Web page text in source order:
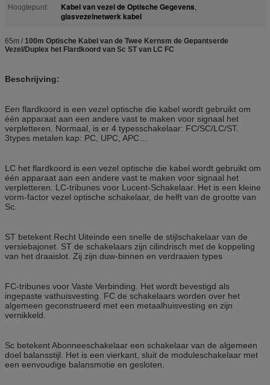
Hoogtepunt:
Kabel van vezel de Optische Gegevens,
glasvezelnetwerk kabel
65m / 100m Optische Kabel van de Twee Kernsm de Gepantserde
Vezel/Duplex het Flardkoord van Sc ST van LC FC
Beschrijving:
Een flardkoord is een vezel optische die kabel wordt gebruikt om
één apparaat aan een andere vast te maken voor signaal het
verpletteren. Normaal, is er 4 typesschakelaar: FC/SC/LC/ST.
3types metalen kap: PC, UPC, APC…
LC het flardkoord is een vezel optische die kabel wordt gebruikt om
één apparaat aan een andere vast te maken voor signaal het
verpletteren. LC-tribunes voor Lucent-Schakelaar. Het is een kleine
vorm-factor vezel optische schakelaar, de helft van de grootte van
Sc.
ST betekent Recht Uiteinde een snelle de stijlschakelaar van de
versiebajonet. ST de schakelaars zijn cilindrisch met de koppeling
van het draaislot. Zij zijn duw-binnen en verdraaien types
FC-tribunes voor Vaste Verbinding. Het wordt bevestigd als
ingepaste vathuisvesting. FC de schakelaars worden over het
algemeen geconstrueerd met een metaalhuisvesting en zijn
vernikkeld.
Sc betekent Abonneeschakelaar een schakelaar van de algemeen
doel balansstijl. Het is een vierkant, sluit de moduleschakelaar met
een eenvoudige balansmotie en gesloten.